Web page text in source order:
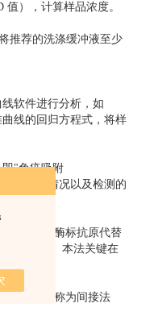
值），计算样品浓度。
推荐的洗涤缓冲液至少
软件进行分析，如
线的回归方程式，将样
"免疫吸附
标本的情况以及检测的
之处为以酶标抗原代替
采用本法。本法关键在
抗体，故称为间接法